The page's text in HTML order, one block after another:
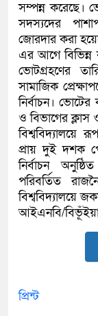
সম্পন্ন করেছে।
সদস্যদের
জোরদার করা
এর আগে বিভিন্ন
ভোটগ্রহণের
সামাজিক
নির্বাচন।
ও বিভাগের ক্লাস
বিশ্ববিদ্যালয়ে
প্রায় দুই দশক
নির্বাচন
পরিবর্তিত
বিশ্ববিদ্যালয়ে
আইএনবি/
প্রিন্ট